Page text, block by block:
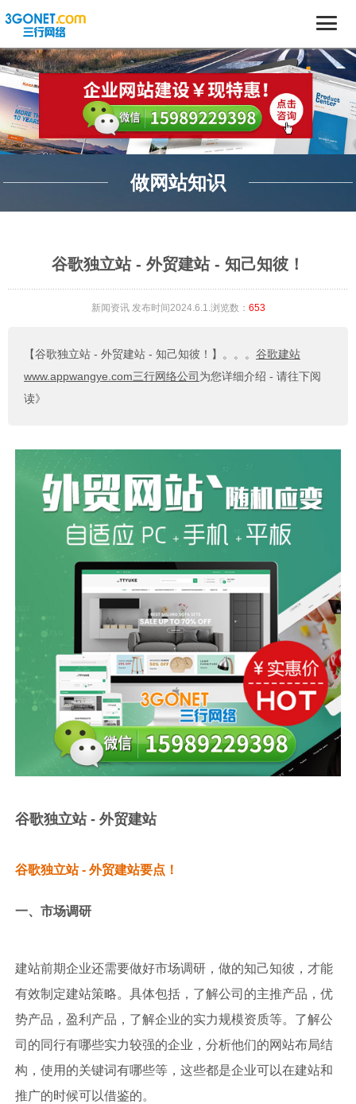
做网站知识
谷歌独立站 - 外贸建站 - 知己知彼！
新闻资讯发布时间2024.6.1.浏览数： 653
【谷歌独立站 - 外贸建站 - 知己知彼！】 。。。 谷歌建站
www.appwangye.com三行网络公司 为您详细介绍 - 请往下阅
读》
谷歌独立站 - 外贸建站
谷歌独立站 - 外贸建站要点！
一、市场调研
建站前期企业还需要做好市场调研，做的知己知彼，才能
有效制定建站策略。具体包括，了解公司的主推产品，优
势产品，盈利产品，了解企业的实力规模资质等。了解公
司的同行有哪些实力较强的企业，分析他们的网站布局结
构，使用的关键词有哪些等，这些都是企业可以在建站和
推广的时候可以借鉴的。